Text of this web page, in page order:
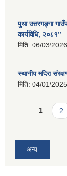
पुथा उत्तरगङ्गा
कार्यविधि, २०८१”
मिति: 06/03/
स्थानीय मदिरा
मिति: 04/01/
Pages
1 2
अन्य